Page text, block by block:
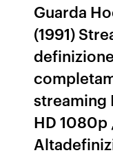
Guarda
(1991)
streaming
HD 1080p